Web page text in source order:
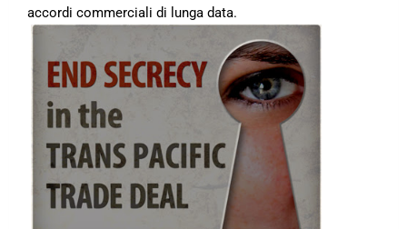
accordi commerciali di lunga data.